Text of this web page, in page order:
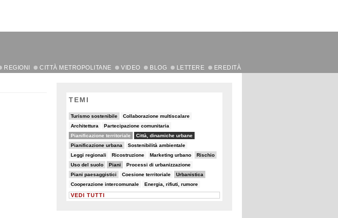
REGIONI CITTÀ METROPOLITANE VIDEO BLOG LETTERE EREDITÀ
TEMI
Turismo sostenibile
18/90 Collaborazione multiscalare
5/90
Architettura
7/90 Partecipazione comunitaria
7/90
Pianificazione territoriale
48/90 Città, dinamiche urbane
81/90
Pianificazione urbana
22/90 Sostenibilità ambientale
5/90
Leggi regionali
5/90 Ricostruzione
7/90 Marketing urbano
5/90 Rischio
19/90
Uso del suolo
10/90 Piani
28/90 Processi di urbanizzazione
8/90
Piani paesaggistici
10/90 Coesione territoriale
8/90 Urbanistica
28/90
Cooperazione intercomunale
7/90 Energia, rifiuti, rumore
6/90
VEDI TUTTI